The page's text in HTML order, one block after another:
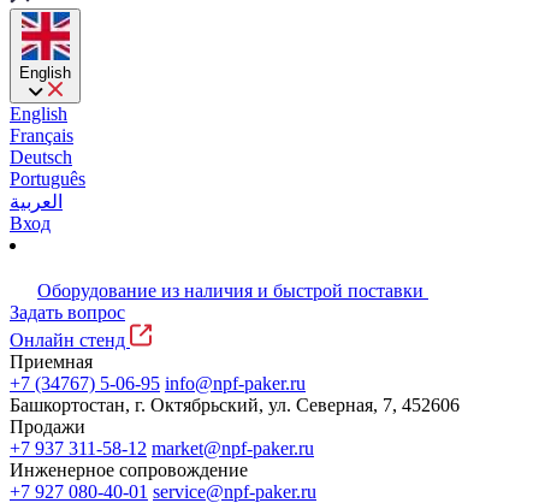
English
English
Français
Deutsch
Português
العربية
Вход
Оборудование из наличия и быстрой поставки
Задать вопрос
Онлайн стенд
Приемная
+7 (34767) 5-06-95 info@npf-paker.ru
Башкортостан, г. Октябрьский, ул. Северная, 7, 452606
Продажи
+7 937 311-58-12 market@npf-paker.ru
Инженерное сопровождение
+7 927 080-40-01 service@npf-paker.ru